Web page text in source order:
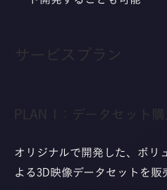
サービスプラン
PLAN 1：データセット
オリジナルで開発した、ボリ
よる3D映像データセットを販